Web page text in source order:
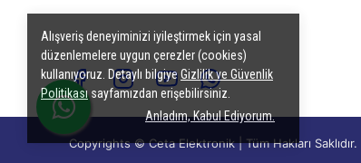
Alışveriş deneyiminizi iyileştirmek için yasal
düzenlemelere uygun çerezler (cookies)
kullanıyoruz. Detaylı bilgiyeGizlilik ve Güvenlik
Politikasısayfamızdan erişebilirsiniz.
Anladım, Kabul Ediyorum.
Copyrights © Ceta Elektronik | Tüm Hakları Saklıdır.